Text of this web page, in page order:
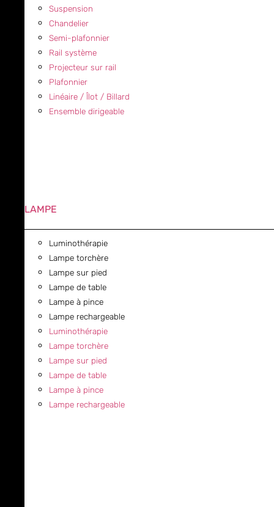
Suspension
Chandelier
Semi-plafonnier
Rail système
Projecteur sur rail
Plafonnier
Linéaire / Îlot / Billard
Ensemble dirigeable
LAMPE
Luminothérapie
Lampe torchère
Lampe sur pied
Lampe de table
Lampe à pince
Lampe rechargeable
Luminothérapie
Lampe torchère
Lampe sur pied
Lampe de table
Lampe à pince
Lampe rechargeable